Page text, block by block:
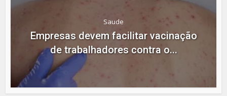
Saude
Empresas devem facilitar vacinação
de trabalhadores contra o...